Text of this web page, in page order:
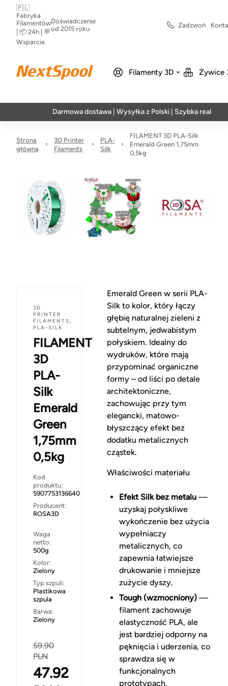
🇵🇱
Fabryka
Filamentów
| 📦 24h | 💬
Wsparcie
Doświadczenie
od 2015 roku
Zadzwoń
Filamenty 3D Żywice
Darmowa dostawa | Wysyłka z Polski | Szybka realizacja w 24h
Strona
główna
3D Printer
Filaments
PLA-
Silk
FILAMENT 3D PLA-Silk
Emerald Green 1,75mm
0,5kg
3D
PRINTER
FILAMENTS,
PLA-SILK
FILAMENT
3D
PLA-
Silk
Emerald
Green
1,75mm
0,5kg
Kod
produktu:
5907753136640
Producent:
ROSA3D
Waga
netto:
500g
Kolor:
Zielony
Typ szpuli:
Plastikowa
szpula
Barwa:
Zielony
59.90
PLN
47.92
Emerald Green w serii PLA-
Silk to kolor, który łączy
głębię naturalnej zieleni z
subtelnym, jedwabistym
połyskiem. Idealny do
wydruków, które mają
przypominać organiczne
formy – od liści po detale
architektoniczne,
zachowując przy tym
elegancki, matowo-
błyszczący efekt bez
dodatku metalicznych
cząstek.
Właściwości materiału
Efekt Silk bez metalu—
uzyskaj połyskliwe
wykończenie bez użycia
wypełniaczy
metalicznych, co
zapewnia łatwiejsze
drukowanie i mniejsze
zużycie dyszy.
Tough (wzmocniony)—
filament zachowuje
elastyczność PLA, ale
jest bardziej odporny na
pęknięcia i uderzenia, co
sprawdza się w
funkcjonalnych
prototypach.